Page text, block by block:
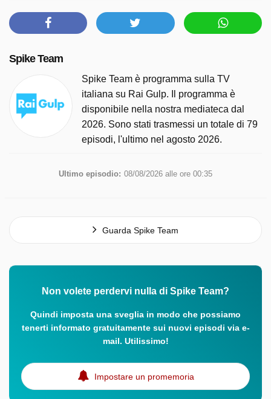
Spike Team
Spike Team è programma sulla TV
italiana su Rai Gulp. Il programma è
disponibile nella nostra mediateca dal
2026. Sono stati trasmessi un totale di 79
episodi, l'ultimo nel agosto 2026.
Ultimo episodio: 08/08/2026 alle ore 00:35
Guarda Spike Team
Non volete perdervi nulla di Spike Team?
Quindi imposta una sveglia in modo che possiamo
tenerti informato gratuitamente sui nuovi episodi via e-
mail. Utilissimo!
Impostare un promemoria